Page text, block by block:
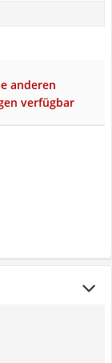
anderen
verfügbar